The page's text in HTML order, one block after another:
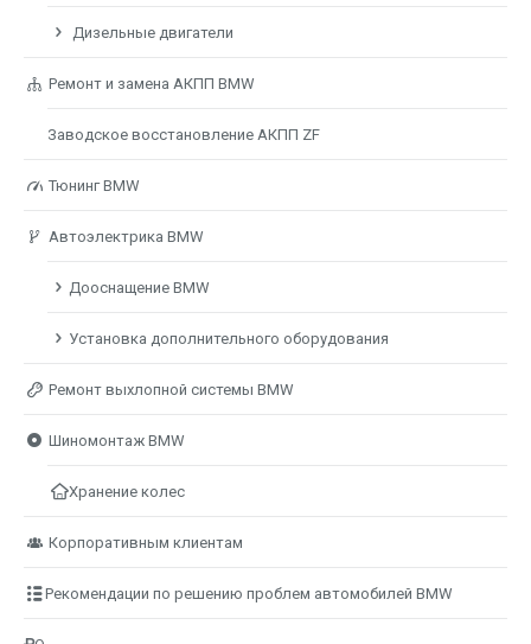
Дизельные двигатели
Ремонт и замена АКПП BMW
Заводское восстановление АКПП ZF
Тюнинг BMW
Автоэлектрика BMW
Дооснащение BMW
Установка дополнительного оборудования
Ремонт выхлопной системы BMW
Шиномонтаж BMW
Хранение колес
Корпоративным клиентам
Рекомендации по решению проблем автомобилей BMW